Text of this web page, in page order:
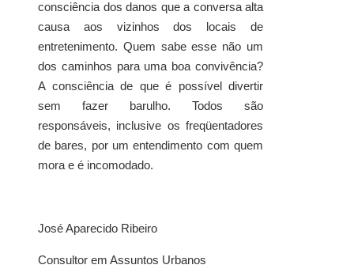
consciência dos danos que a conversa alta
causa aos vizinhos dos locais de
entretenimento. Quem sabe esse não um
dos caminhos para uma boa convivência?
A consciência de que é possível divertir
sem fazer barulho. Todos são
responsáveis, inclusive os freqüentadores
de bares, por um entendimento com quem
mora e é incomodado.
José Aparecido Ribeiro
Consultor em Assuntos Urbanos